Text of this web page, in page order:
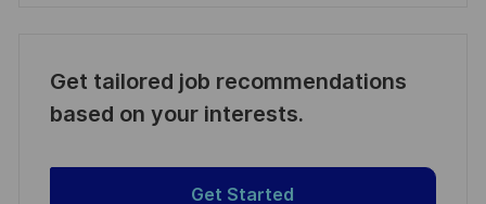
Get tailored job recommendations
based on your interests.
Get Started